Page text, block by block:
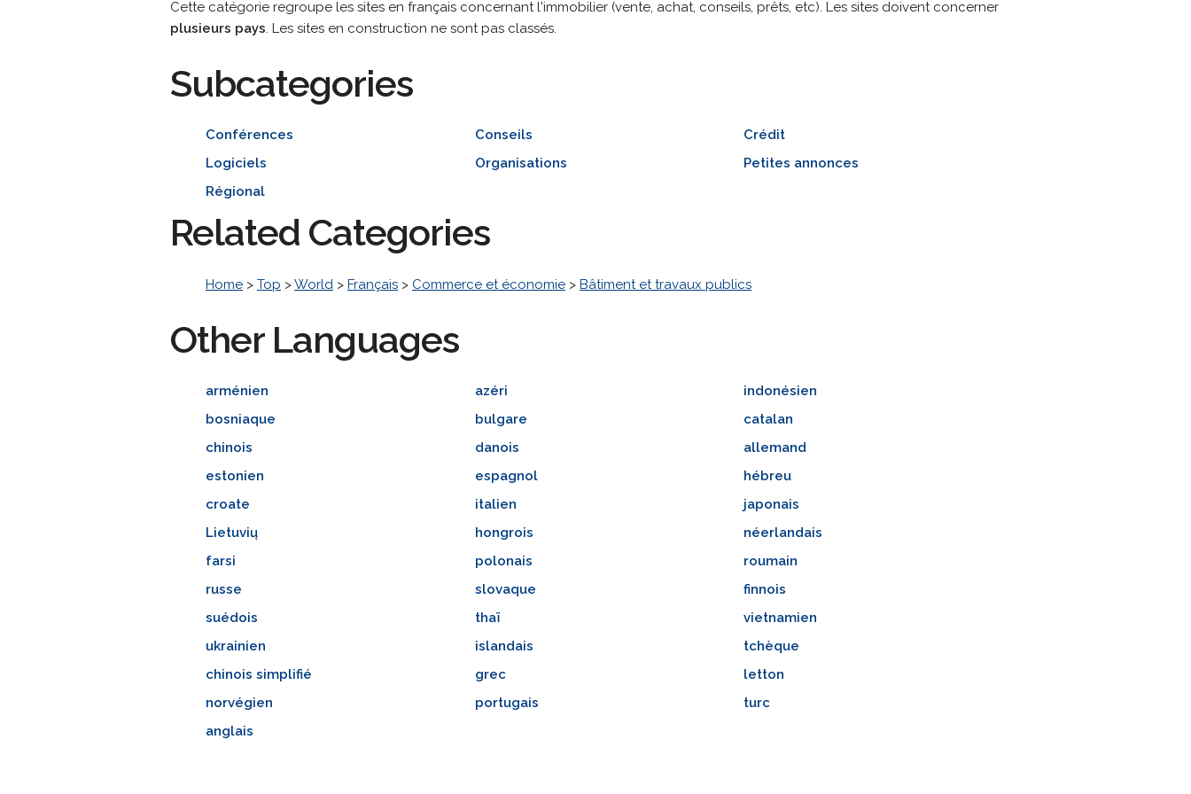
Cette catégorie regroupe les sites en français concernant l'immobilier (vente, achat, conseils, prêts, etc). Les sites doivent concerner
plusieurs pays. Les sites en construction ne sont pas classés.
Subcategories
Conférences Conseils
Crédit
Logiciels
Organisations
Petites annonces
Régional
Related Categories
Home > Top >World > Français > Commerce et économie > Bâtiment et travaux publics
Other Languages
arménien azéri
indonésien
bosniaque
bulgare
catalan
chinois
danois
allemand
estonien
espagnol
hébreu
croate
italien
japonais
Lietuvių
hongrois
néerlandais
farsi
polonais
roumain
russe
slovaque
finnois
suédois
thaï
vietnamien
ukrainien
islandais
tchèque
chinois simplifié
grec
letton
norvégien
portugais
turc
anglais